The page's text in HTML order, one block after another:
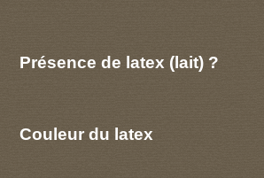
Présence de latex (lait) ?
Couleur du latex